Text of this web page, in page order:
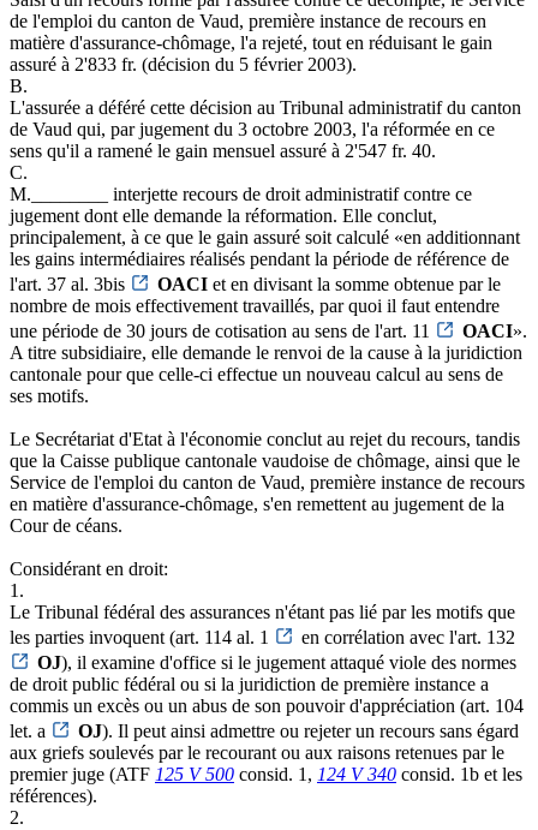
de l'emploi du canton de Vaud, première instance de recours en
matière d'assurance-chômage, l'a rejeté, tout en réduisant le gain
assuré à 2'833 fr. (décision du 5 février 2003).
B.
L'assurée a déféré cette décision au Tribunal administratif du canton
de Vaud qui, par jugement du 3 octobre 2003, l'a réformée en ce
sens qu'il a ramené le gain mensuel assuré à 2'547 fr. 40.
C.
M.________ interjette recours de droit administratif contre ce
jugement dont elle demande la réformation. Elle conclut,
principalement, à ce que le gain assuré soit calculé «en additionnant
les gains intermédiaires réalisés pendant la période de référence de
l'art. 37 al. 3bis
OACI et en divisant la somme obtenue par le
nombre de mois effectivement travaillés, par quoi il faut entendre
une période de 30 jours de cotisation au sens de l'art. 11
OACI».
A titre subsidiaire, elle demande le renvoi de la cause à la juridiction
cantonale pour que celle-ci effectue un nouveau calcul au sens de
ses motifs.
Le Secrétariat d'Etat à l'économie conclut au rejet du recours, tandis
que la Caisse publique cantonale vaudoise de chômage, ainsi que le
Service de l'emploi du canton de Vaud, première instance de recours
en matière d'assurance-chômage, s'en remettent au jugement de la
Cour de céans.
Considérant en droit:
1.
Le Tribunal fédéral des assurances n'étant pas lié par les motifs que
les parties invoquent (art. 114 al. 1
en corrélation avec l'art. 132
OJ), il examine d'office si le jugement attaqué viole des normes
de droit public fédéral ou si la juridiction de première instance a
commis un excès ou un abus de son pouvoir d'appréciation (art. 104
let. a
OJ). Il peut ainsi admettre ou rejeter un recours sans égard
aux griefs soulevés par le recourant ou aux raisons retenues par le
premier juge (ATF 125 V 500 consid. 1, 124 V 340 consid. 1b et les
références).
2.